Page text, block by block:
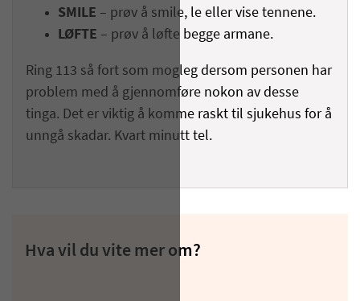
SMILE – prøv å smile, le eller vise tennene.
LØFTE – prøv å løfte begge armane.
Ring 113 så fort som mogleg dersom personen har
problem med å gjennomføre nokon av desse
tinga. Det er viktig å komme raskt til sjukehus for å
unngå skadar. Kvart minutt tel.
Hva vil du vite mer om?